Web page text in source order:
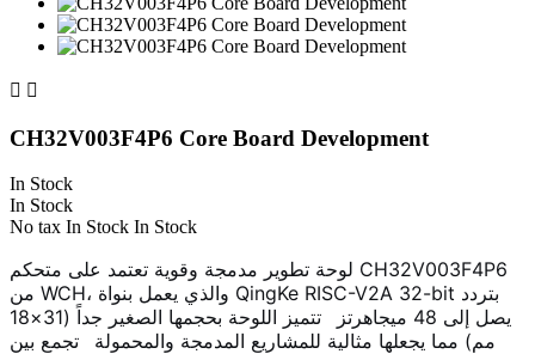
 
CH32V003F4P6 Core Board Development
In Stock
In Stock
No tax In Stock In Stock
لوحة تطوير مدمجة وقوية تعتمد على متحكم CH32V003F4P6
من WCH، والذي يعمل بنواة QingKe RISC-V2A 32-bit بتردد
يصل إلى 48 ميجاهرتز
. تتميز اللوحة بحجمها الصغير جداً (31×18
مم) مما يجعلها مثالية للمشاريع المدمجة والمحمولة
. تجمع بين